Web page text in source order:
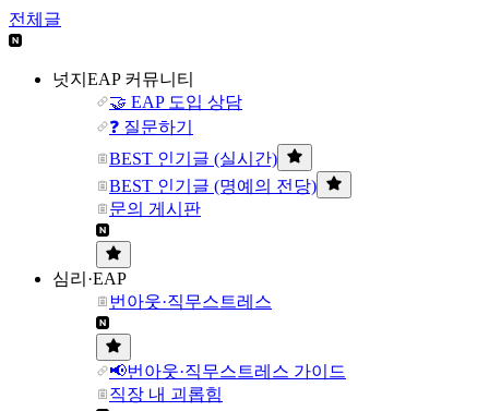
전체글
넛지EAP 커뮤니티
🤝 EAP 도입 상담
❓ 질문하기
BEST 인기글 (실시간)
BEST 인기글 (명예의 전당)
문의 게시판
심리·EAP
번아웃·직무스트레스
📢번아웃·직무스트레스 가이드
직장 내 괴롭힘